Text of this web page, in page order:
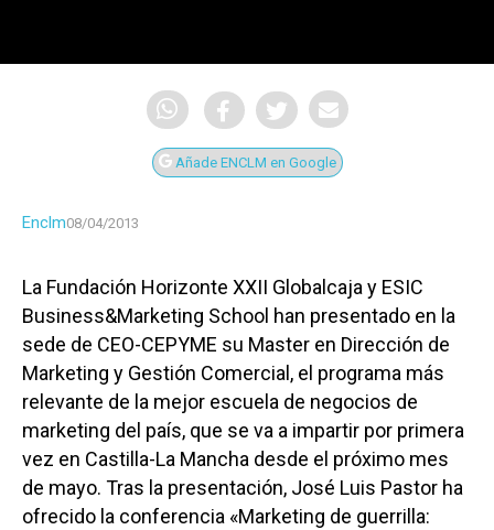
Añade ENCLM en Google
Enclm08/04/2013
La Fundación Horizonte XXII Globalcaja y ESIC
Business&Marketing School han presentado en la
sede de CEO-CEPYME su Master en Dirección de
Marketing y Gestión Comercial, el programa más
relevante de la mejor escuela de negocios de
marketing del país, que se va a impartir por primera
vez en Castilla-La Mancha desde el próximo mes
de mayo. Tras la presentación, José Luis Pastor ha
ofrecido la conferencia «Marketing de guerrilla: